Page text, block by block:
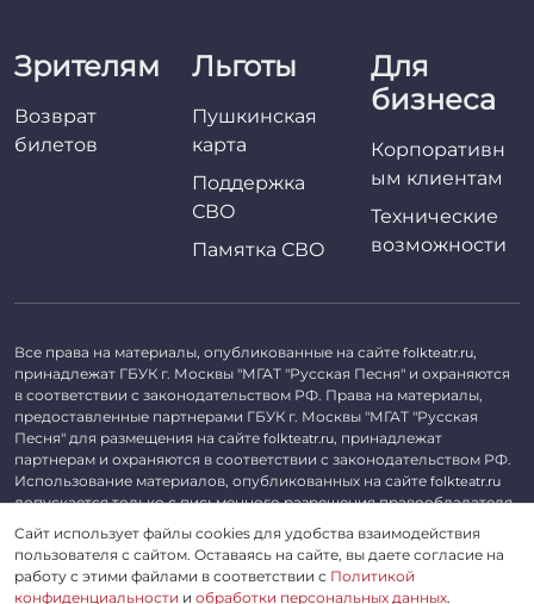
Зрителям
Возврат
билетов
Льготы
Пушкинская
карта
Поддержка
СВО
Памятка СВО
Для
бизнеса
Корпоративн
ым клиентам
Технические
возможности
Все права на материалы, опубликованные на сайте folkteatr.ru,
принадлежат ГБУК г. Москвы "МГАТ "Русская Песня" и охраняются
в соответствии с законодательством РФ. Права на материалы,
предоставленные партнерами ГБУК г. Москвы "МГАТ "Русская
Песня" для размещения на сайте folkteatr.ru, принадлежат
партнерам и охраняются в соответствии с законодательством РФ.
Использование материалов, опубликованных на сайте folkteatr.ru
допускается только с письменного разрешения правообладателя.
©2026 ГБУК г. Москвы «МГАТ «Русская песня». ОГРН 1027739279182,
ИНН 7714039052.
Сайт использует файлы cookies для удобства взаимодействия
пользователя с сайтом. Оставаясь на сайте, вы даете согласие на
работу с этими файлами в соответствии с Политикой
конфиденциальности и обработки персональных данных.